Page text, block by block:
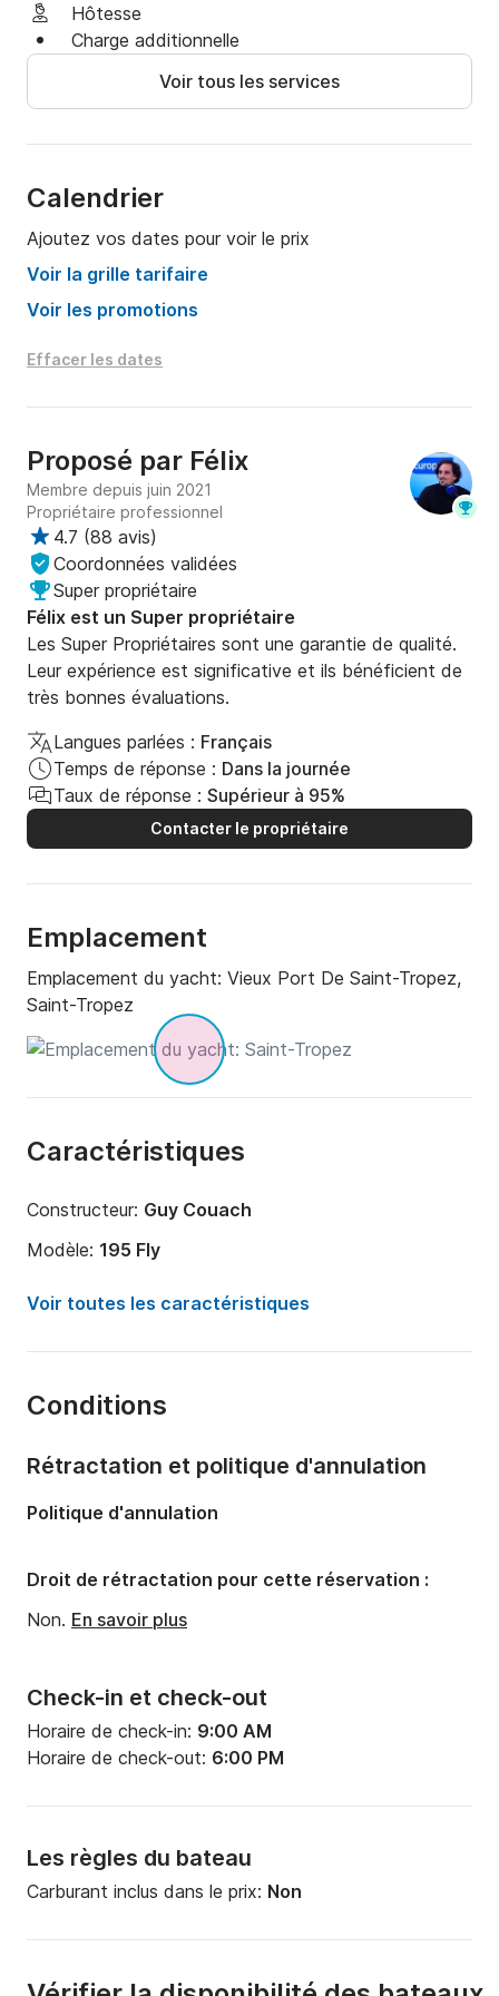
Hôtesse
Charge additionnelle
Voir tous les services
Calendrier
Ajoutez vos dates pour voir le prix
Voir la grille tarifaire
Voir les promotions
Effacer les dates
Proposé par Félix
Membre depuis juin 2021
Propriétaire professionnel
4.7 (88 avis)
Coordonnées validées
Super propriétaire
Félix est un Super propriétaire
Les Super Propriétaires sont une garantie de qualité.
Leur expérience est significative et ils bénéficient de
très bonnes évaluations.
Langues parlées : Français
Temps de réponse : Dans la journée
Taux de réponse : Supérieur à 95%
Contacter le propriétaire
Emplacement
Emplacement du yacht: Vieux Port De Saint-Tropez,
Saint-Tropez
Caractéristiques
Constructeur: Guy Couach
Modèle: 195 Fly
Année:
2005 (Rénové en 2021)
Nombre de cabines:
Nombre de couchages:
Voir toutes les caractéristiques
Conditions
Check-in et check-out
Horaire de check-in: 9:00 AM
Horaire de check-out: 6:00 PM
Les règles du bateau
Carburant inclus dans le prix: Non
Rétractation et politique d'annulation
Politique d'annulation
Droit de rétractation pour cette réservation :
Non. En savoir plus